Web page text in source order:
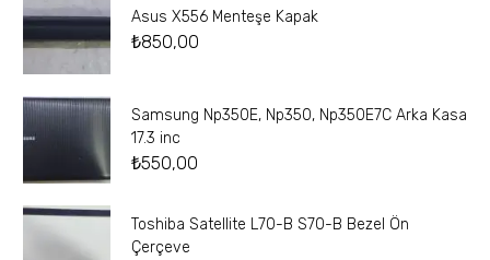
Asus X556 Menteşe Kapak
₺850,00
Samsung Np350E, Np350, Np350E7C Arka Kasa
17.3 inc
₺550,00
Toshiba Satellite L70-B S70-B Bezel Ön
Çerçeve